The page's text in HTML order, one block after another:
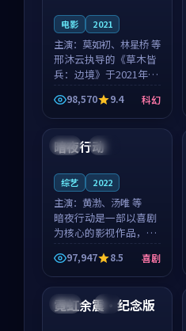
电影 2021
主演： 莫如初、林星桥 等
邢沐云执导的《草木皆
兵：边境》于2021年面
世，泰国的城市气质与
校园青春的人物心境共
同构筑了影片基调。莫
如初、林星桥用细腻的
表演撑起整部科幻电
98,570 9.4 科幻
法国 高分
暗夜行动
综艺 2022
主演： 黄渤、汤唯 等
暗夜行动是一部以喜剧
为核心的影视作品，围
绕危机、反转与人物成
长展开，整体节奏紧
凑，值得推荐观看。
97,947 8.5 喜剧
英国 4K
霓虹余震·纪念版